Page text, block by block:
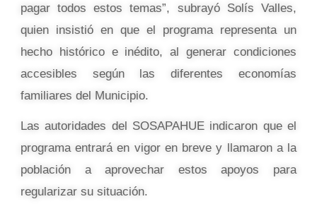
pagar todos estos temas”, subrayó Solís Valles,
quien insistió en que el programa representa un
hecho histórico e inédito, al generar condiciones
accesibles según las diferentes economías
familiares del Municipio.
Las autoridades del SOSAPAHUE indicaron que el
programa entrará en vigor en breve y llamaron a la
población a aprovechar estos apoyos para
regularizar su situación.